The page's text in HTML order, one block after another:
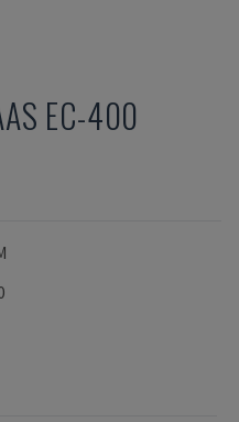
EC-400